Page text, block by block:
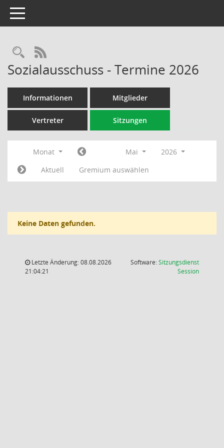
Toggle navigation
Rechercheauswahl
RSS-Feed
Sozialausschuss - Termine 2026
Informationen Mitglieder
Vertreter Sitzungen
Monat Mai
2026
Aktuell
Gremium auswählen
Keine Daten gefunden.
Letzte Änderung: 08.08.2026
21:04:21
Software:Sitzungsdienst
Session(Wird in